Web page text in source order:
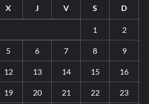
X J V S D
1 2
5 6 7 8 9
12 13 14 15 16
19 20 21 22 23